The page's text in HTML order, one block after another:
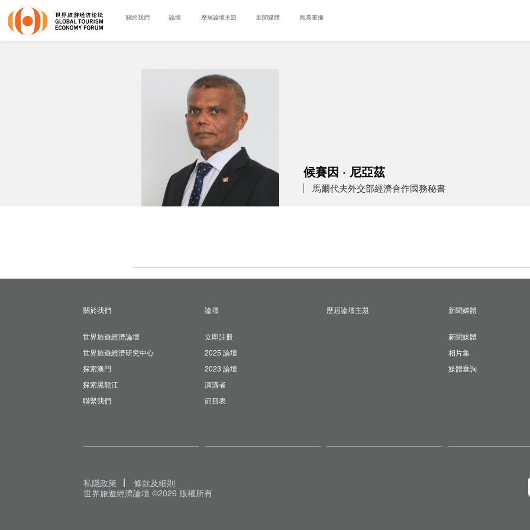
關於我們 論壇 歷屆論壇主題 新聞媒體 觀看重播
候賽因 · 尼亞茲
馬爾代夫外交部經濟合作國務秘書
關於我們
世界旅遊經濟論壇
世界旅遊經濟研究中心
探索澳門
探索黑龍江
聯繫我們
論壇
立即註冊
2025 論壇
2023 論壇
演講者
節目表
歷屆論壇主題 新聞媒體
新聞媒體
相片集
媒體垂詢
私隱政策
條款及細則
世界旅遊經濟論壇 ©2026 版權所有